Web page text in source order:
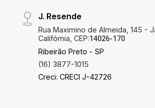
J. Resende
Rua Maximino de Almeida, 145 -
Califórnia, CEP:14026-170
Ribeirão Preto - SP
(16) 3877-1015
Creci: CRECI J-42726